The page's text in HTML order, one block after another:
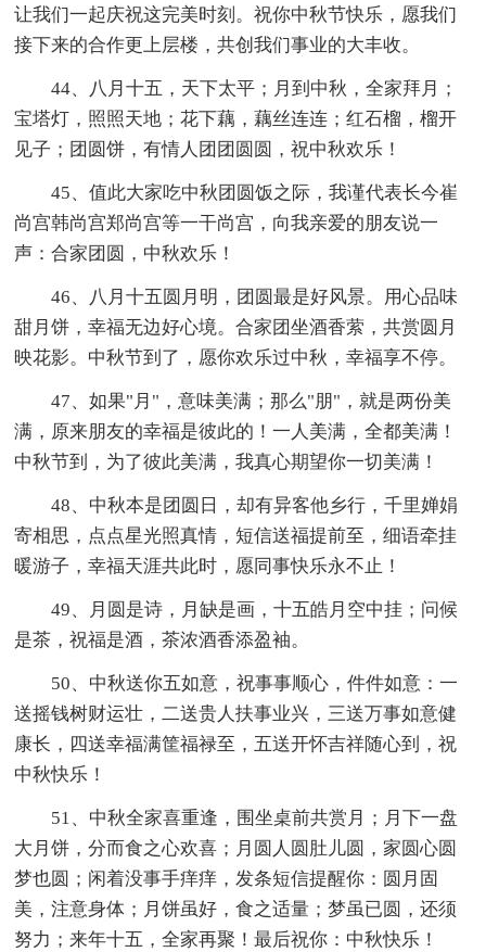
让我们一起庆祝这完美时刻。祝你中秋节快乐，愿我们
接下来的合作更上层楼，共创我们事业的大丰收。
44、八月十五，天下太平；月到中秋，全家拜月；
宝塔灯，照照天地；花下藕，藕丝连连；红石榴，榴开
见子；团圆饼，有情人团团圆圆，祝中秋欢乐！
45、值此大家吃中秋团圆饭之际，我谨代表长今崔
尚宫韩尚宫郑尚宫等一干尚宫，向我亲爱的朋友说一
声：合家团圆，中秋欢乐！
46、八月十五圆月明，团圆最是好风景。用心品味
甜月饼，幸福无边好心境。合家团坐酒香萦，共赏圆月
映花影。中秋节到了，愿你欢乐过中秋，幸福享不停。
47、如果"月"，意味美满；那么"朋"，就是两份美
满，原来朋友的幸福是彼此的！一人美满，全都美满！
中秋节到，为了彼此美满，我真心期望你一切美满！
48、中秋本是团圆日，却有异客他乡行，千里婵娟
寄相思，点点星光照真情，短信送福提前至，细语牵挂
暖游子，幸福天涯共此时，愿同事快乐永不止！
49、月圆是诗，月缺是画，十五皓月空中挂；问候
是茶，祝福是酒，茶浓酒香添盈袖。
50、中秋送你五如意，祝事事顺心，件件如意：一
送摇钱树财运壮，二送贵人扶事业兴，三送万事如意健
康长，四送幸福满筐福禄至，五送开怀吉祥随心到，祝
中秋快乐！
51、中秋全家喜重逢，围坐桌前共赏月；月下一盘
大月饼，分而食之心欢喜；月圆人圆肚儿圆，家圆心圆
梦也圆；闲着没事手痒痒，发条短信提醒你：圆月固
美，注意身体；月饼虽好，食之适量；梦虽已圆，还须
努力；来年十五，全家再聚！最后祝你：中秋快乐！